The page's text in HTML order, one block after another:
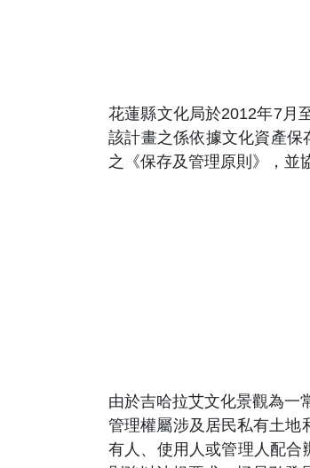
花蓮縣文化局於2012年7月
該計畫之係依據文化資產
之《保存及管理原則》，並
由於吉哈拉艾文化景觀為一
管理權屬涉及居民私有土地
有人、使用人或管理人配合